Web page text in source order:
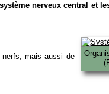
nerveux central et
nerfs, mais aussi de